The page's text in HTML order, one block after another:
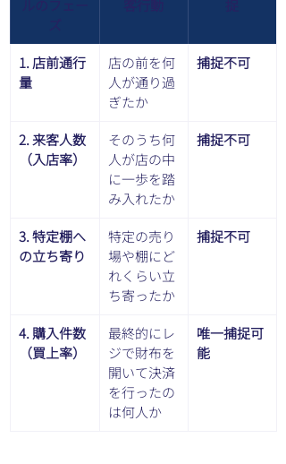
1. 店前通行
量
店の前を何
人が通り過
ぎたか
捕捉不可
2. 来客人数
（入店率）
そのうち何
人が店の中
に一歩を踏
み入れたか
捕捉不可
3. 特定棚へ
の立ち寄り
特定の売り
場や棚にど
れくらい立
ち寄ったか
捕捉不可
4. 購入件数
（買上率）
最終的にレ
ジで財布を
開いて決済
を行ったの
は何人か
唯一捕捉可
能